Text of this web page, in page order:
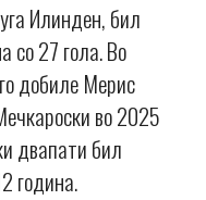
Илинден, бил
со 27 гола. Во
добиле Мерис
во 2025
двапати бил
година.